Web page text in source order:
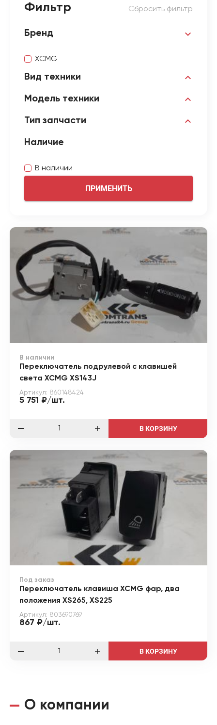
Фильтр Сбросить фильтр
Бренд
XCMG
Вид техники
Модель техники
Тип запчасти
Наличие
В наличии
ПРИМЕНИТЬ
В наличии
Переключатель подрулевой с клавишей
света XCMG XS143J
Артикул: 860148424
5 751 ₽/шт.
В КОРЗИНУ
Под заказ
Переключатель клавиша XCMG фар, два
положения XS265, XS225
Артикул: 803690769
867 ₽/шт.
В КОРЗИНУ
О компании